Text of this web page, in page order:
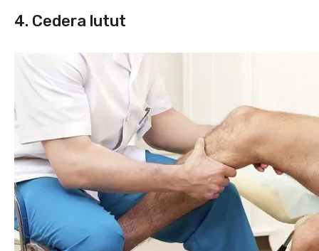
4. Cedera lutut